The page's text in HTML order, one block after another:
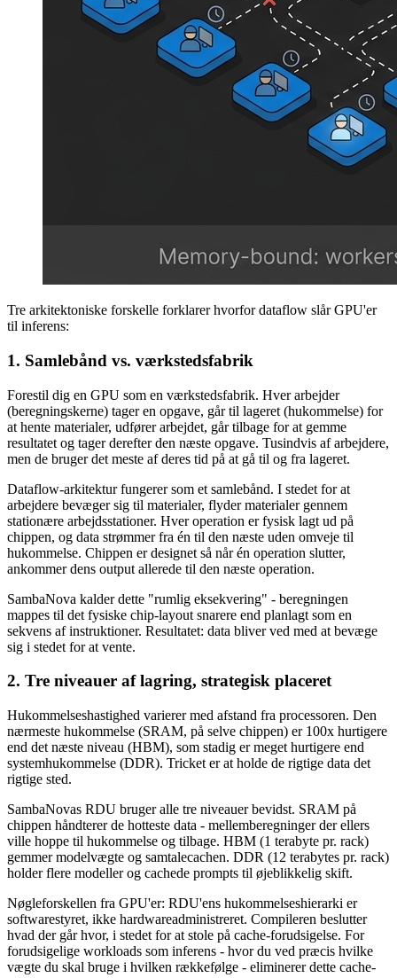
Tre arkitektoniske forskelle forklarer hvorfor dataflow slår GPU'er
til inferens:
1. Samlebånd vs. værkstedsfabrik
Forestil dig en GPU som en værkstedsfabrik. Hver arbejder
(beregningskerne) tager en opgave, går til lageret (hukommelse) for
at hente materialer, udfører arbejdet, går tilbage for at gemme
resultatet og tager derefter den næste opgave. Tusindvis af arbejdere,
men de bruger det meste af deres tid på at gå til og fra lageret.
Dataflow-arkitektur fungerer som et samlebånd. I stedet for at
arbejdere bevæger sig til materialer, flyder materialer gennem
stationære arbejdsstationer. Hver operation er fysisk lagt ud på
chippen, og data strømmer fra én til den næste uden omveje til
hukommelse. Chippen er designet så når én operation slutter,
ankommer dens output allerede til den næste operation.
SambaNova kalder dette "rumlig eksekvering" - beregningen
mappes til det fysiske chip-layout snarere end planlagt som en
sekvens af instruktioner. Resultatet: data bliver ved med at bevæge
sig i stedet for at vente.
2. Tre niveauer af lagring, strategisk placeret
Hukommelseshastighed varierer med afstand fra processoren. Den
nærmeste hukommelse (SRAM, på selve chippen) er 100x hurtigere
end det næste niveau (HBM), som stadig er meget hurtigere end
systemhukommelse (DDR). Tricket er at holde de rigtige data det
rigtige sted.
SambaNovas RDU bruger alle tre niveauer bevidst. SRAM på
chippen håndterer de hotteste data - mellemberegninger der ellers
ville hoppe til hukommelse og tilbage. HBM (1 terabyte pr. rack)
gemmer modelvægte og samtalecachen. DDR (12 terabytes pr. rack)
holder flere modeller og cachede prompts til øjeblikkelig skift.
Nøgleforskellen fra GPU'er: RDU'ens hukommelseshierarki er
softwarestyret, ikke hardwareadministreret. Compileren beslutter
hvad der går hvor, i stedet for at stole på cache-forudsigelse. For
forudsigelige workloads som inferens - hvor du ved præcis hvilke
vægte du skal bruge i hvilken rækkefølge - eliminerer dette cache-